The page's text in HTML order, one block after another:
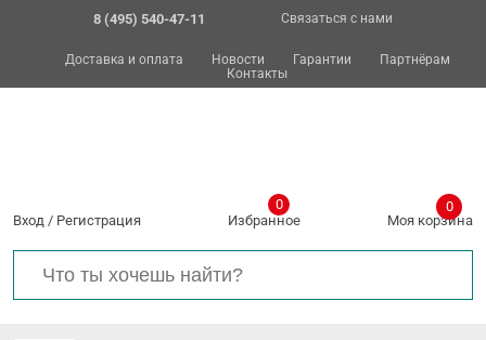
8 (495) 540-47-11 Связаться с нами
Доставка и оплата Новости Гарантии
Партнёрам
Контакты
Вход / Регистрация Избранное
0
Моя корзина
0